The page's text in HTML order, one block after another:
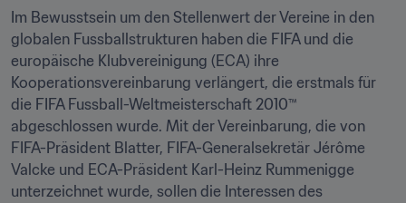
Im Bewusstsein um den Stellenwert der Vereine in den
globalen Fussballstrukturen haben die FIFA und die
europäische Klubvereinigung (ECA) ihre
Kooperationsvereinbarung verlängert, die erstmals für
die FIFA Fussball-Weltmeisterschaft 2010™
abgeschlossen wurde. Mit der Vereinbarung, die von
FIFA-Präsident Blatter, FIFA-Generalsekretär Jérôme
Valcke und ECA-Präsident Karl-Heinz Rummenigge
unterzeichnet wurde, sollen die Interessen des